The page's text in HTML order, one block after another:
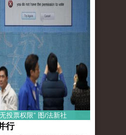
投票权限” 图/法新社
行